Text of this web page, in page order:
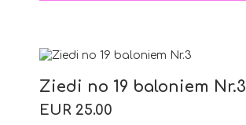
Ziedi no 19 baloniem Nr.3
EUR 25.00